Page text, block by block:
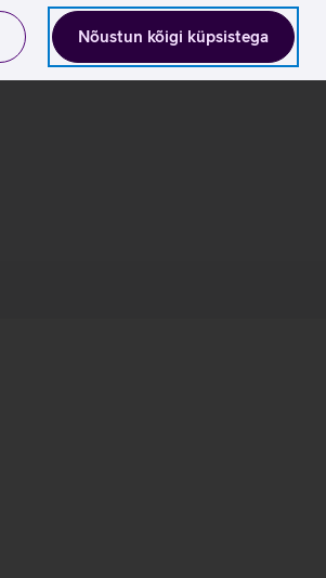
Nõustun kõigi küpsistega